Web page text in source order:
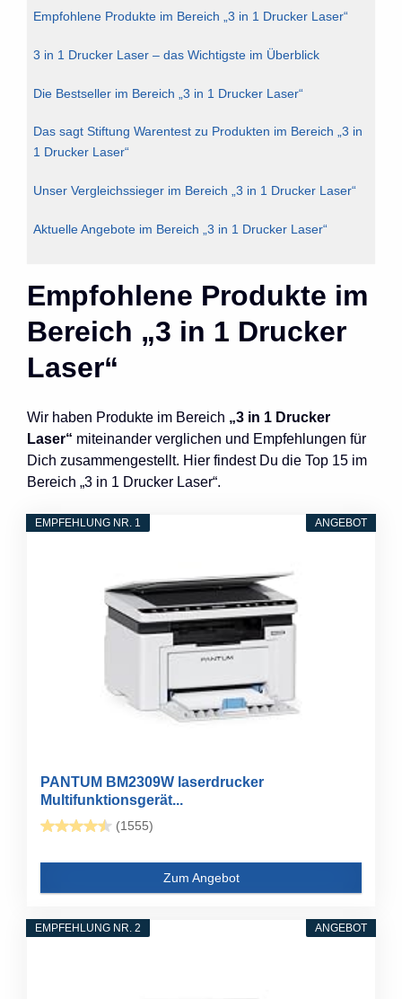
Empfohlene Produkte im Bereich „3 in 1 Drucker Laser“
3 in 1 Drucker Laser – das Wichtigste im Überblick
Die Bestseller im Bereich „3 in 1 Drucker Laser“
Das sagt Stiftung Warentest zu Produkten im Bereich „3 in
1 Drucker Laser“
Unser Vergleichssieger im Bereich „3 in 1 Drucker Laser“
Aktuelle Angebote im Bereich „3 in 1 Drucker Laser“
Empfohlene Produkte im
Bereich „3 in 1 Drucker
Laser“
Wir haben Produkte im Bereich „3 in 1 Drucker
Laser“ miteinander verglichen und Empfehlungen für
Dich zusammengestellt. Hier findest Du die Top 15 im
Bereich „3 in 1 Drucker Laser“.
ANGEBOT
EMPFEHLUNG NR. 1
PANTUM BM2309W laserdrucker
Multifunktionsgerät...
(1555)
Zum Angebot
ANGEBOT
EMPFEHLUNG NR. 2